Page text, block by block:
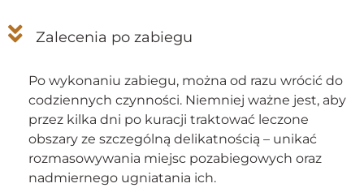
Zalecenia po zabiegu
Po wykonaniu zabiegu, można od razu wrócić do
codziennych czynności. Niemniej ważne jest, aby
przez kilka dni po kuracji traktować leczone
obszary ze szczególną delikatnością – unikać
rozmasowywania miejsc pozabiegowych oraz
nadmiernego ugniatania ich.